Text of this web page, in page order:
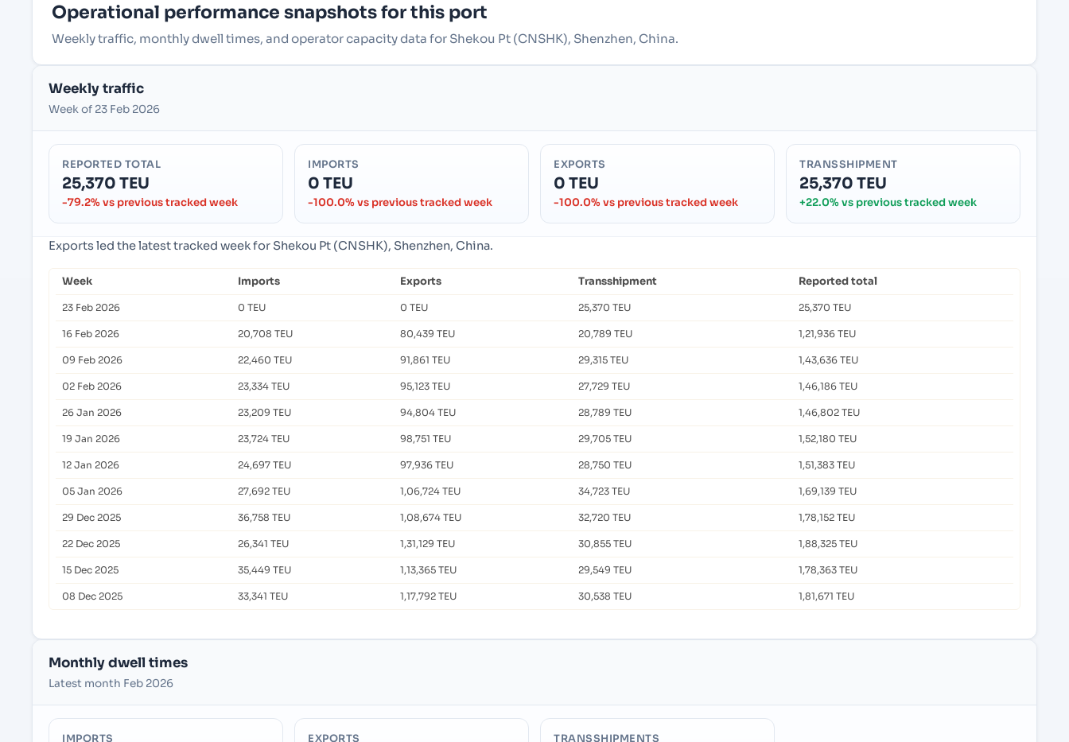
Operational performance snapshots for this port
Weekly traffic, monthly dwell times, and operator capacity data for Shekou Pt (CNSHK), Shenzhen, China.
Weekly traffic
Week of 23 Feb 2026
REPORTED TOTAL
25,370 TEU
-79.2% vs previous tracked week
IMPORTS
0 TEU
-100.0% vs previous tracked week
EXPORTS
0 TEU
-100.0% vs previous tracked week
TRANSSHIPMENT
25,370 TEU
+22.0% vs previous tracked week
Exports led the latest tracked week for Shekou Pt (CNSHK), Shenzhen, China.
Week Imports Exports Transshipment Reported total
23 Feb 2026 0 TEU 0 TEU 25,370 TEU 25,370 TEU
16 Feb 2026 20,708 TEU 80,439 TEU 20,789 TEU 1,21,936 TEU
09 Feb 2026 22,460 TEU 91,861 TEU 29,315 TEU 1,43,636 TEU
02 Feb 2026 23,334 TEU 95,123 TEU 27,729 TEU 1,46,186 TEU
26 Jan 2026 23,209 TEU 94,804 TEU 28,789 TEU 1,46,802 TEU
19 Jan 2026 23,724 TEU 98,751 TEU 29,705 TEU 1,52,180 TEU
12 Jan 2026 24,697 TEU 97,936 TEU 28,750 TEU 1,51,383 TEU
05 Jan 2026 27,692 TEU 1,06,724 TEU 34,723 TEU 1,69,139 TEU
29 Dec 2025 36,758 TEU 1,08,674 TEU 32,720 TEU 1,78,152 TEU
22 Dec 2025 26,341 TEU 1,31,129 TEU 30,855 TEU 1,88,325 TEU
15 Dec 2025 35,449 TEU 1,13,365 TEU 29,549 TEU 1,78,363 TEU
08 Dec 2025 33,341 TEU 1,17,792 TEU 30,538 TEU 1,81,671 TEU
Monthly dwell times
Latest month Feb 2026
IMPORTS EXPORTS TRANSSHIPMENTS